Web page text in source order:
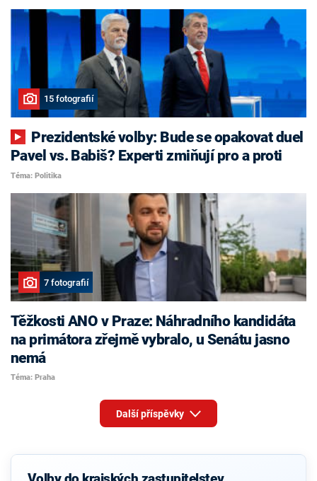
15 fotografií
Pavel vs. Babiš? Experti zmiňují pro a proti
Téma: Politika
7 fotografií
Těžkosti ANO v Praze: Náhradního kandidáta
na primátora zřejmě vybralo, u Senátu jasno
nemá
Téma: Praha
Další příspěvky